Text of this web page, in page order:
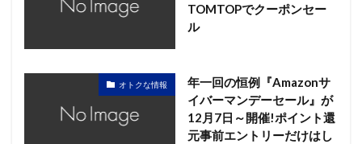
TOMTOPでクーポンセー
ル
オトクな情報
年一回の恒例『Amazonサ
イバーマンデーセール』が
12月7日～開催!ポイント還
元事前エントリーだけはし